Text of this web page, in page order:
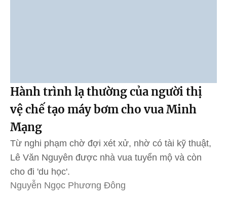
Hành trình lạ thường của người thị
vệ chế tạo máy bơm cho vua Minh
Mạng
Từ nghi phạm chờ đợi xét xử, nhờ có tài kỹ thuật,
Lê Văn Nguyên được nhà vua tuyển mộ và còn
cho đi 'du học'.
Nguyễn Ngọc Phương Đông